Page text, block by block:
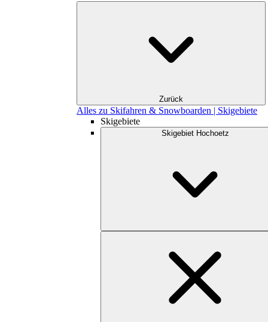
Zurück
Alles zu Skifahren & Snowboarden | Skigebiete
Skigebiete
Skigebiet Hochoetz